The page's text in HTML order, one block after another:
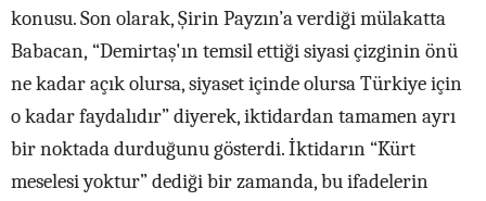
konusu. Son olarak, Şirin Payzın’a verdiği mülakatta
Babacan, “Demirtaş'ın temsil ettiği siyasi çizginin önü
ne kadar açık olursa, siyaset içinde olursa Türkiye için
o kadar faydalıdır” diyerek, iktidardan tamamen ayrı
bir noktada durduğunu gösterdi. İktidarın “Kürt
meselesi yoktur” dediği bir zamanda, bu ifadelerin